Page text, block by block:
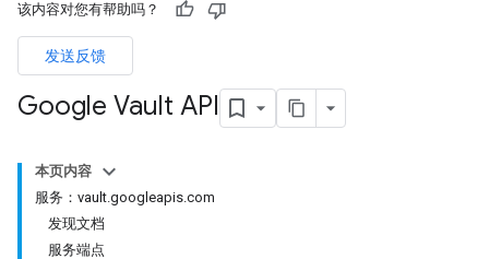
该内容对您有帮助吗？
发送反馈
Google Vault API
本页内容
服务：vault.googleapis.com
发现文档
服务端点